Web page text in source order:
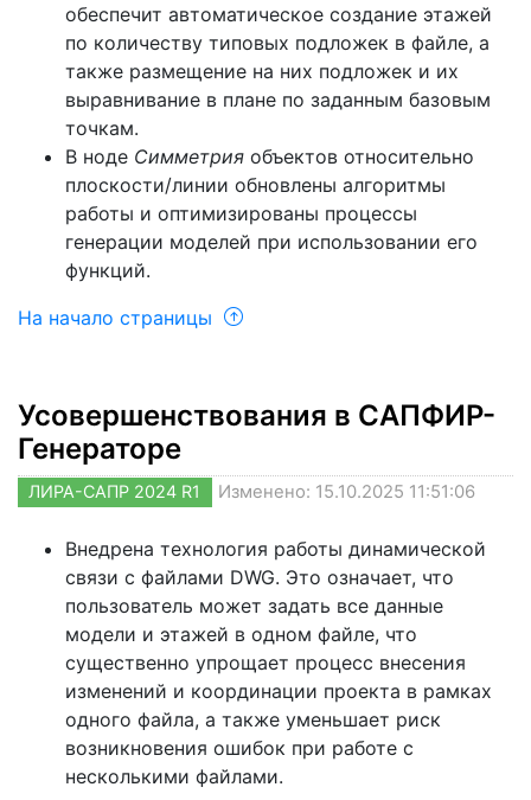
обеспечит автоматическое создание этажей
по количеству типовых подложек в файле, а
также размещение на них подложек и их
выравнивание в плане по заданным базовым
точкам.
В ноде Симметрия объектов относительно
плоскости/линии обновлены алгоритмы
работы и оптимизированы процессы
генерации моделей при использовании его
функций.
На начало страницы
Усовершенствования в САПФИР-
Генераторе
ЛИРА-САПР 2024 R1 Изменено: 15.10.2025 11:51:06
Внедрена технология работы динамической
связи с файлами DWG. Это означает, что
пользователь может задать все данные
модели и этажей в одном файле, что
существенно упрощает процесс внесения
изменений и координации проекта в рамках
одного файла, а также уменьшает риск
возникновения ошибок при работе с
несколькими файлами.